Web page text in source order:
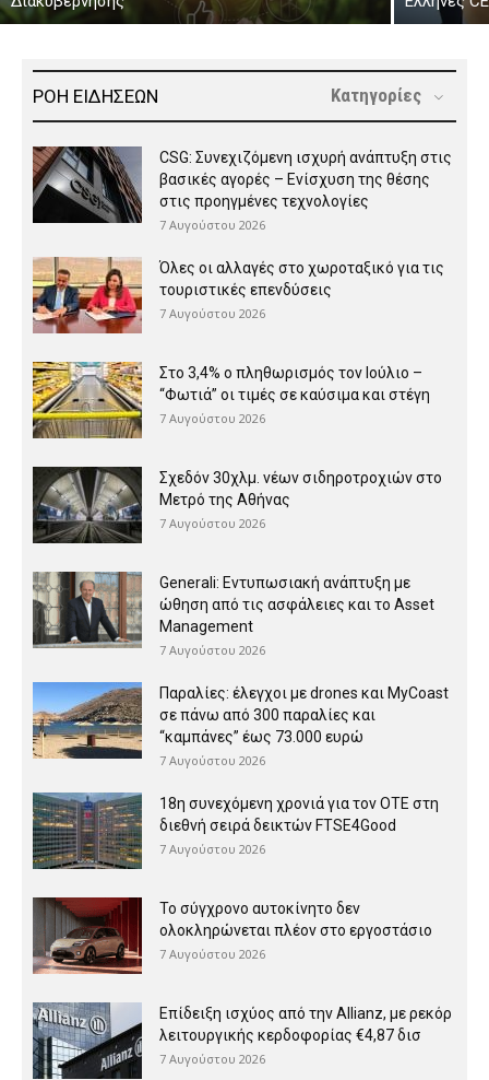
ΡΟΗ ΕΙΔΗΣΕΩΝ Κατηγορίες
CSG: Συνεχιζόμενη ισχυρή ανάπτυξη στις
βασικές αγορές – Ενίσχυση της θέσης
στις προηγμένες τεχνολογίες
7 Αυγούστου 2026
Όλες οι αλλαγές στο χωροταξικό για τις
τουριστικές επενδύσεις
7 Αυγούστου 2026
Στο 3,4% ο πληθωρισμός τον Ιούλιο –
“Φωτιά” οι τιμές σε καύσιμα και στέγη
7 Αυγούστου 2026
Σχεδόν 30χλμ. νέων σιδηροτροχιών στο
Μετρό της Αθήνας
7 Αυγούστου 2026
Generali: Eντυπωσιακή ανάπτυξη με
ώθηση από τις ασφάλειες και το Asset
Management
7 Αυγούστου 2026
Παραλίες: έλεγχοι με drones και MyCoast
σε πάνω από 300 παραλίες και
“καμπάνες” έως 73.000 ευρώ
7 Αυγούστου 2026
18η συνεχόμενη χρονιά για τον ΟΤΕ στη
διεθνή σειρά δεικτών FTSE4Good
7 Αυγούστου 2026
Το σύγχρονο αυτοκίνητο δεν
ολοκληρώνεται πλέον στο εργοστάσιο
7 Αυγούστου 2026
Επίδειξη ισχύος από την Allianz, με ρεκόρ
λειτουργικής κερδοφορίας €4,87 δισ
7 Αυγούστου 2026